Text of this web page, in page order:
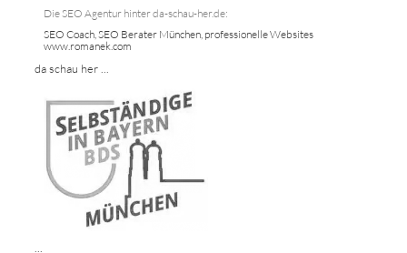
Die SEO Agentur hinter da-schau-her.de:
SEO Coach, SEO Berater München, professionelle Websites
www.romanek.com
da schau her ...